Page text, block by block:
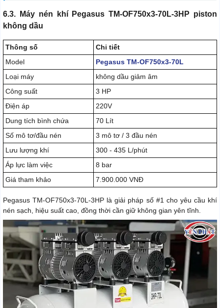
6.3. Máy nén khí Pegasus TM-OF750x3-70L-3HP piston
không dầu
Thông số
Chi tiết
Model
Pegasus TM-OF750x3-70L
Loại máy
không dầu giảm âm
Công suất
3 HP
Điện áp
220V
Dung tích bình chứa
70 Lít
Số mô tơ/đầu nén
3 mô tơ / 3 đầu nén
Lưu lượng khí
300 - 435 L/phút
Áp lực làm việc
8 bar
Giá tham khảo
7.900.000 VNĐ
Pegasus TM-OF750x3-70L-3HP là giải pháp số #1 cho yêu cầu khí
nén sạch, hiệu suất cao, đồng thời cần giữ không gian yên tĩnh.